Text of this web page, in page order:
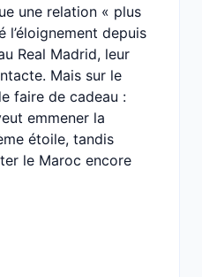
une relation « plus
l’éloignement depuis
Real Madrid, leur
Mais sur le
faire de cadeau :
emmener la
étoile, tandis
le Maroc encore